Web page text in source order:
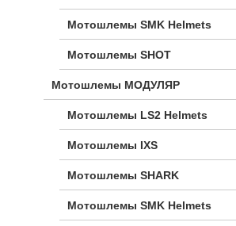
Мотошлемы SMK Helmets
Мотошлемы SHOT
Мотошлемы МОДУЛЯР
Мотошлемы LS2 Helmets
Мотошлемы IXS
Мотошлемы SHARK
Мотошлемы SMK Helmets